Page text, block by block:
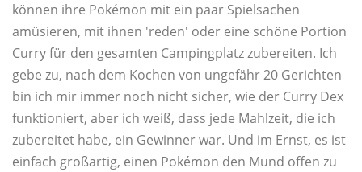
können ihre Pokémon mit ein paar Spielsachen
amüsieren, mit ihnen 'reden' oder eine schöne Portion
Curry für den gesamten Campingplatz zubereiten. Ich
gebe zu, nach dem Kochen von ungefähr 20 Gerichten
bin ich mir immer noch nicht sicher, wie der Curry Dex
funktioniert, aber ich weiß, dass jede Mahlzeit, die ich
zubereitet habe, ein Gewinner war. Und im Ernst, es ist
einfach großartig, einen Pokémon den Mund offen zu